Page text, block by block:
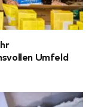
Umfeld